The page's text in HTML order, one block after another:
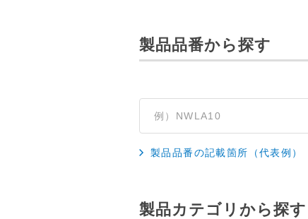
製品品番から探す
製品品番の記載箇所（代表例）
製品カテゴリから探す